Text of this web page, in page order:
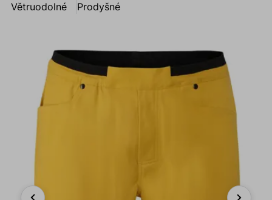
Větruodolné Prodyšné